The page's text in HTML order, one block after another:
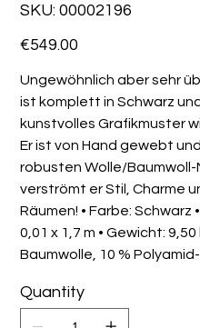
SKU: SKU
00002196
00002196
Price
€549.00
Ungewöhnlich aber sehr
ist komplett in Schwarz
kunstvolles Grafikmuster
Er ist von Hand gewebt
robusten Wolle/Baumwoll-
verströmt er Stil, Charme
Räumen! • Farbe: Schwarz
0,01 x 1,7 m • Gewicht: 9,50
Baumwolle, 10 %
Quantity